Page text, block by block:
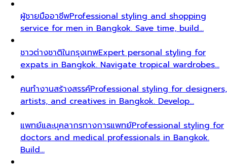
ผู้ชายมืออาชีพProfessional styling and shopping
service for men in Bangkok. Save time, build…
ชาวต่างชาติในกรุงเทพExpert personal styling for
expats in Bangkok. Navigate tropical wardrobes…
คนทำงานสร้างสรรค์Professional styling for designers,
artists, and creatives in Bangkok. Develop…
แพทย์และบุคลากรทางการแพทย์Professional styling for
doctors and medical professionals in Bangkok.
Build…